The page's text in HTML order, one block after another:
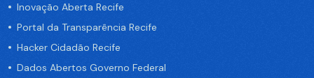
Inovação Aberta Recife
Portal da Transparência Recife
Hacker Cidadão Recife
Dados Abertos Governo Federal